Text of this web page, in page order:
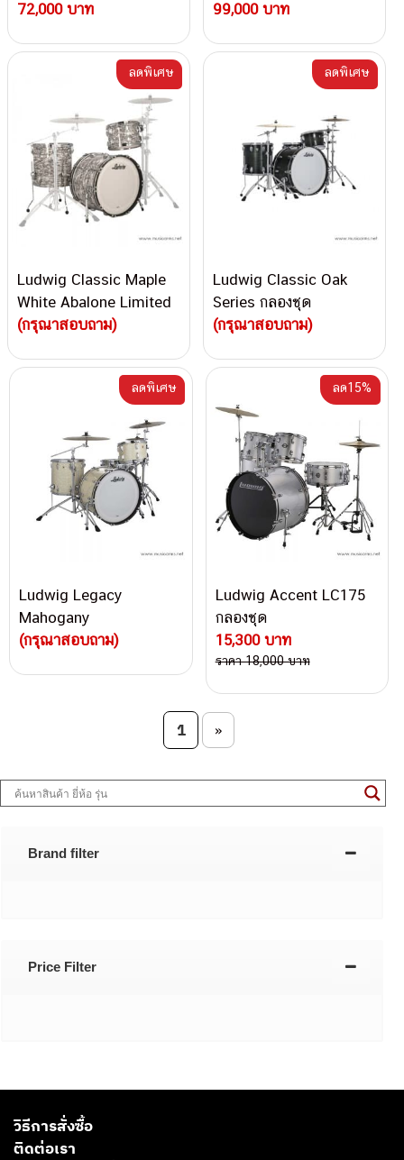
กลองชุด
72,000 บาท 99,000 บาท
Ludwig Classic Maple
White Abalone Limited
Edition กลองชุด
(กรุณาสอบถาม)
ลดพิเศษ
Ludwig Classic Oak
Series กลองชุด
(กรุณาสอบถาม)
ลดพิเศษ
Ludwig Legacy
Mahogany
(กรุณาสอบถาม)
ลดพิเศษ
Ludwig Accent LC175
กลองชุด
15,300 บาท
ลด15%
ราคา 18,000 บาท
Post navigation 1 »
Brand filter
Price Filter
วิธีการสั่งซื้อ
ติดต่อเรา